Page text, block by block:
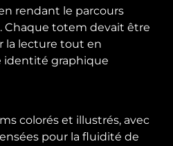
rendant le parcours
Chaque totem devait être
la lecture tout en
identité graphique
colorés et illustrés, avec
pour la fluidité de